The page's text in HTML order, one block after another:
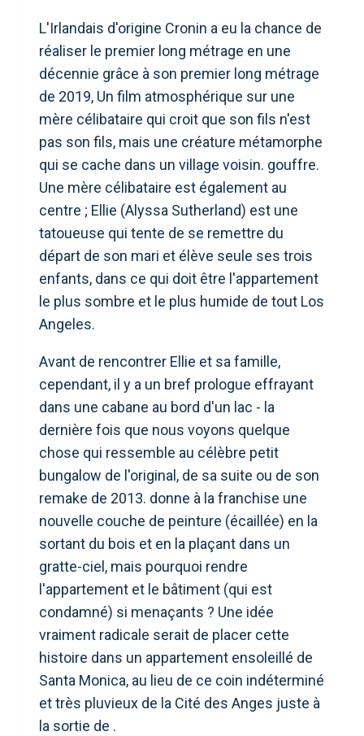
L'Irlandais d'origine Cronin a eu la chance de
réaliser le premier long métrage en une
décennie grâce à son premier long métrage
de 2019, Un film atmosphérique sur une
mère célibataire qui croit que son fils n'est
pas son fils, mais une créature métamorphe
qui se cache dans un village voisin. gouffre.
Une mère célibataire est également au
centre ; Ellie (Alyssa Sutherland) est une
tatoueuse qui tente de se remettre du
départ de son mari et élève seule ses trois
enfants, dans ce qui doit être l'appartement
le plus sombre et le plus humide de tout Los
Angeles.
Avant de rencontrer Ellie et sa famille,
cependant, il y a un bref prologue effrayant
dans une cabane au bord d'un lac - la
dernière fois que nous voyons quelque
chose qui ressemble au célèbre petit
bungalow de l'original, de sa suite ou de son
remake de 2013. donne à la franchise une
nouvelle couche de peinture (écaillée) en la
sortant du bois et en la plaçant dans un
gratte-ciel, mais pourquoi rendre
l'appartement et le bâtiment (qui est
condamné) si menaçants ? Une idée
vraiment radicale serait de placer cette
histoire dans un appartement ensoleillé de
Santa Monica, au lieu de ce coin indéterminé
et très pluvieux de la Cité des Anges juste à
la sortie de .